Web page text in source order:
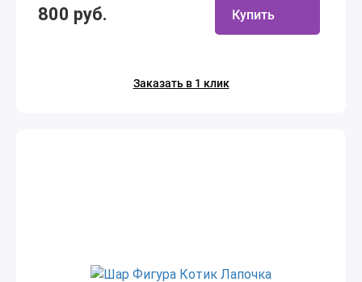
800 руб. Купить
Заказать в 1 клик